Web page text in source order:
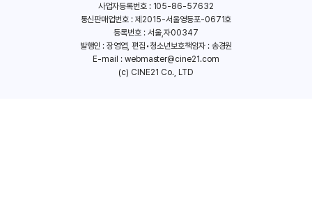
사업자등록번호 : 105-86-57632
통신판매업번호 : 제2015-서울영등포-0671호
등록번호 : 서울,자00347
발행인 : 장영엽, 편집•청소년보호책임자 : 송경원
E-mail : webmaster@cine21.com
(c) CINE21 Co., LTD